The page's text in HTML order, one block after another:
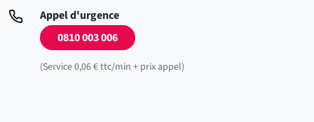
Appel d'urgence
0810 003 006
(Service 0,06 € ttc/min + prix appel)